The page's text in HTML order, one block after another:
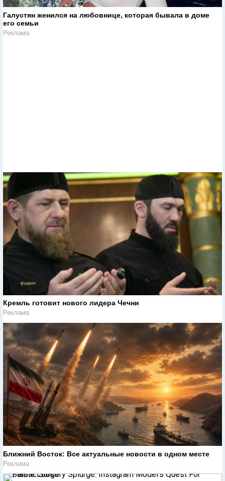
Галустян женился на любовнице, которая бывала в доме
его семьи
Реклама
Кремль готовит нового лидера Чечни
Реклама
Ближний Восток: Все актуальные новости в одном месте
Реклама